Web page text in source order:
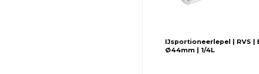
IJsportioneerlepel | RVS |
Ø44mm | 1/4L